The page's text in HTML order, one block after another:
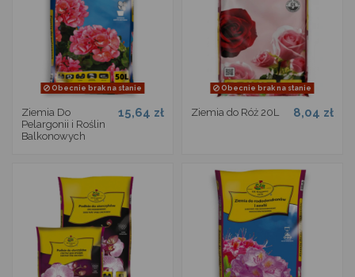
Obecnie brak na stanie
Ziemia Do
Pelargonii i Roślin
Balkonowych
15,64 zł
Obecnie brak na stanie
Ziemia do Róż 20L 8,04 zł